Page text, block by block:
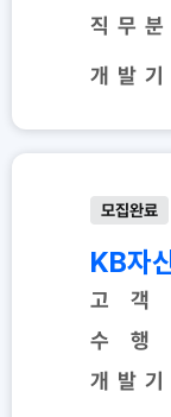
직 무 분
개 발 기
모집완료
KB자
고 객
수 행
개 발 기